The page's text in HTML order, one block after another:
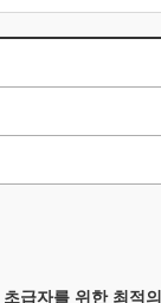
급자를 위한 최적